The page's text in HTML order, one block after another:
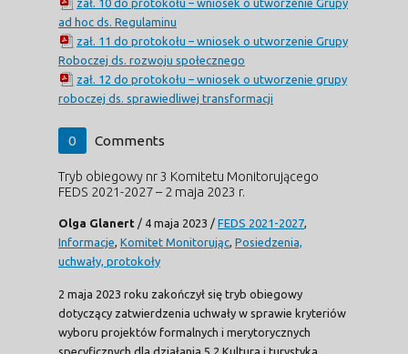
ad hoc ds. Regulaminu
zał. 11 do protokołu – wniosek o utworzenie Grupy
Roboczej ds. rozwoju społecznego
zał. 12 do protokołu – wniosek o utworzenie grupy
roboczej ds. sprawiedliwej transformacji
0 Comments
Tryb obiegowy nr 3 Komitetu Monitorującego
FEDS 2021-2027 – 2 maja 2023 r.
Olga Glanert / 4 maja 2023 / FEDS 2021-2027
Informacje Komitet Monitorując Posiedzenia,
uchwały, protokoły
2 maja 2023 roku zakończył się tryb obiegowy
dotyczący zatwierdzenia uchwały w sprawie kryteriów
wyboru projektów formalnych i merytorycznych
specyficznych dla działania 5.2 Kultura i turystyka